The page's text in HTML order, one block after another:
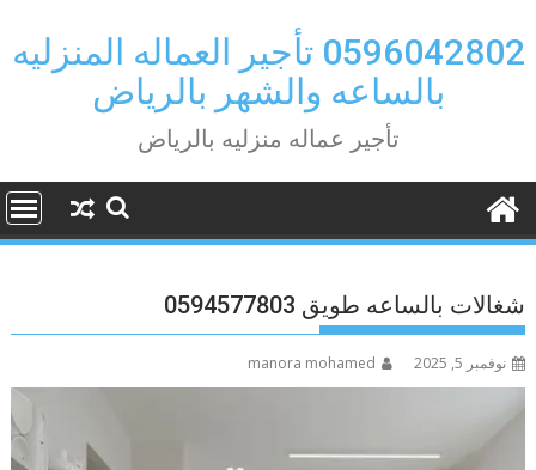
to
content
0596042802 تأجير العماله المنزليه
بالساعه والشهر بالرياض
تأجير عماله منزليه بالرياض
شغالات بالساعه طويق 0594577803
نوفمبر 5, 2025 manora mohamed